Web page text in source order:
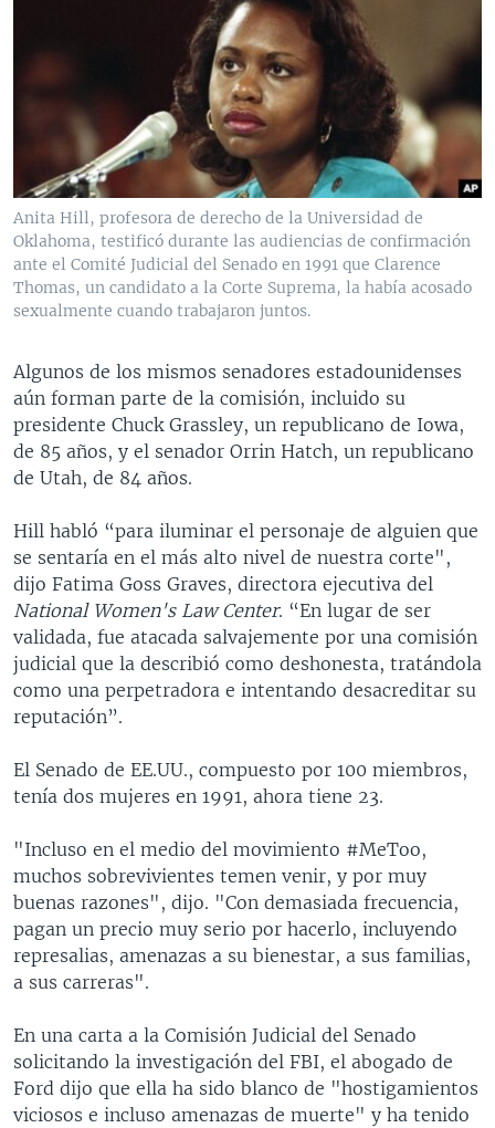
Anita Hill, profesora de derecho de la Universidad de
Oklahoma, testificó durante las audiencias de confirmación
ante el Comité Judicial del Senado en 1991 que Clarence
Thomas, un candidato a la Corte Suprema, la había acosado
sexualmente cuando trabajaron juntos.
Algunos de los mismos senadores estadounidenses
aún forman parte de la comisión, incluido su
presidente Chuck Grassley, un republicano de Iowa,
de 85 años, y el senador Orrin Hatch, un republicano
de Utah, de 84 años.
Hill habló “para iluminar el personaje de alguien que
se sentaría en el más alto nivel de nuestra corte",
dijo Fatima Goss Graves, directora ejecutiva del
National Women's Law Center. “En lugar de ser
validada, fue atacada salvajemente por una comisión
judicial que la describió como deshonesta, tratándola
como una perpetradora e intentando desacreditar su
reputación”.
El Senado de EE.UU., compuesto por 100 miembros,
tenía dos mujeres en 1991, ahora tiene 23.
"Incluso en el medio del movimiento #MeToo,
muchos sobrevivientes temen venir, y por muy
buenas razones", dijo. "Con demasiada frecuencia,
pagan un precio muy serio por hacerlo, incluyendo
represalias, amenazas a su bienestar, a sus familias,
a sus carreras".
En una carta a la Comisión Judicial del Senado
solicitando la investigación del FBI, el abogado de
Ford dijo que ella ha sido blanco de "hostigamientos
viciosos e incluso amenazas de muerte" y ha tenido